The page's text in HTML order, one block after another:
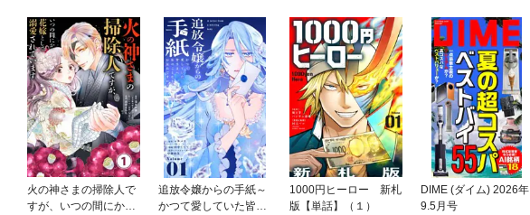
火の神さまの掃除人で
すが、いつの間にか花
追放令嬢からの手紙～
かつて愛していた皆さ
1000円ヒーロー 新札
版【単話】（１）
DIME (ダイム) 2026年
9.5月号